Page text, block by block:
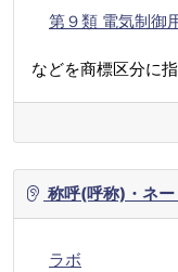
第９類 電気制御
などを商標区分に
称呼(呼称)・ネ
ラボ